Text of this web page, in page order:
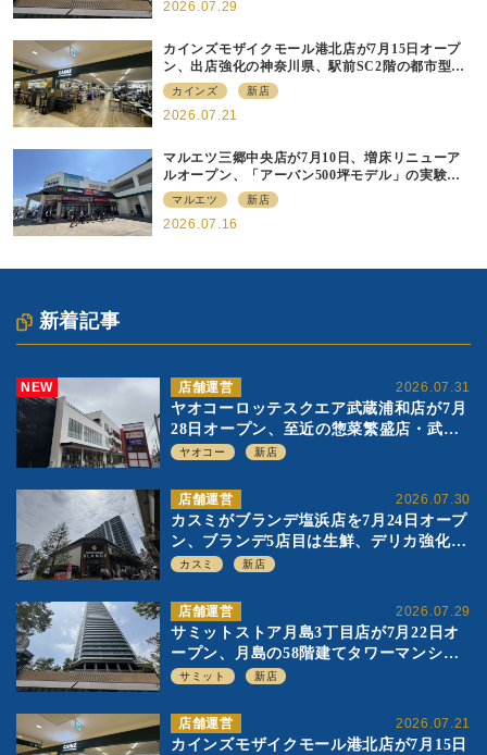
新着記事
NEW 2026.07.31
店舗運営
ヤオコーロッテスクエア武蔵浦和店が7月
28日オープン、至近の惣菜繁盛店・武蔵
浦和店とは生鮮強化、ですみ分け
ヤオコー 新店
2026.07.30
店舗運営
カスミがブランデ塩浜店を7月24日オープ
ン、ブランデ5店目は生鮮、デリカ強化の
一方で通常店の要素も取り入れ
カスミ 新店
2026.07.29
店舗運営
サミットストア月島3丁目店が7月22日オ
ープン、月島の58階建てタワーマンショ
ン1階に生鮮強化の小商圏型店を出店
サミット 新店
2026.07.21
店舗運営
カインズモザイクモール港北店が7月15日
2026.07.29
カインズモザイクモール港北店が7月15日オープ
ン、出店強化の神奈川県、駅前SC2階の都市型小
型店
カインズ 新店
2026.07.21
マルエツ三郷中央店が7月10日、増床リニューア
ルオープン、「アーバン500坪モデル」の実験を
集大成、駅前立地受け、寿司を象徴に
マルエツ 新店
2026.07.16